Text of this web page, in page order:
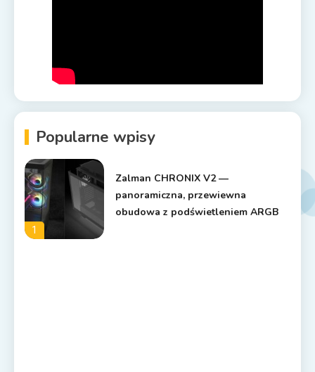
Popularne wpisy
1
Zalman CHRONIX V2 —
panoramiczna, przewiewna
obudowa z podświetleniem ARGB